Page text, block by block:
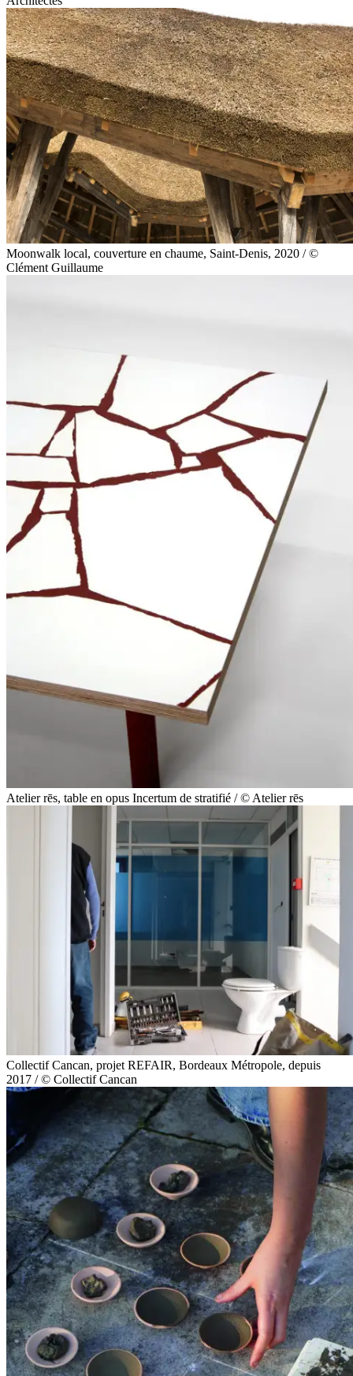
Moonwalk local, couverture en chaume, Saint-Denis, 2020 / ©
Clément Guillaume
Atelier rēs, table en opus Incertum de stratifié / © Atelier rēs
Collectif Cancan, projet REFAIR, Bordeaux Métropole, depuis
2017 / © Collectif Cancan